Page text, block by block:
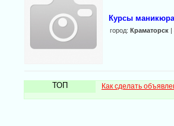
Курсы
город: Краматорск|
ТОП Как сделать